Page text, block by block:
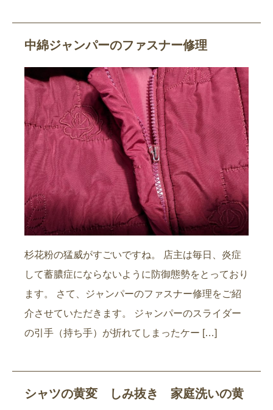
中綿ジャンパーのファスナー修理
杉花粉の猛威がすごいですね。 店主は毎日、炎症
して蓄膿症にならないように防御態勢をとっており
ます。 さて、ジャンパーのファスナー修理をご紹
介させていただきます。 ジャンパーのスライダー
の引手（持ち手）が折れてしまったケー […]
シャツの黄変 しみ抜き 家庭洗いの黄